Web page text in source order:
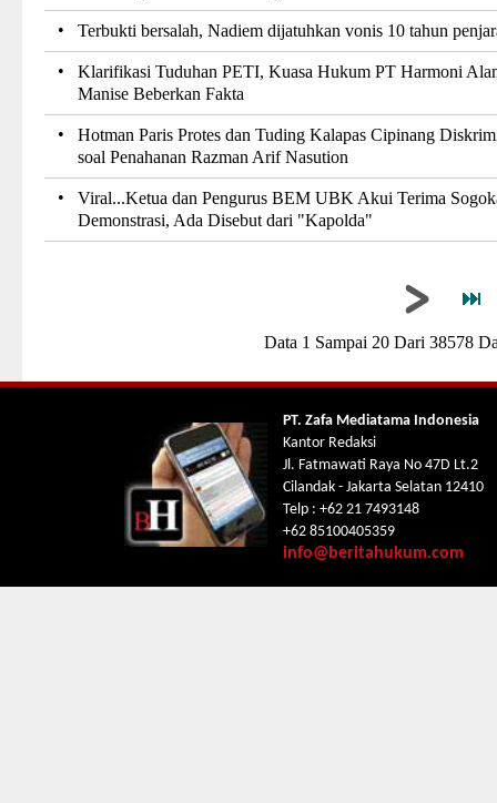
• Terbukti bersalah, Nadiem dijatuhkan vonis 10 tahun
•
Klarifikasi Tuduhan PETI, Kuasa Hukum PT Harmoni
Manise Beberkan Fakta
•
Hotman Paris Protes dan Tuding Kalapas Cipinang
soal Penahanan Razman Arif Nasution
•
Viral...Ketua dan Pengurus BEM UBK Akui Terima
Demonstrasi, Ada Disebut dari "Kapolda"
Data 1 Sampai 20 Dari 38578
PT. Zafa Mediatama Indonesia
Kantor Redaksi
Jl. Fatmawati Raya No 47D Lt.2
Cilandak - Jakarta Selatan 12410
Telp : +62 21 7493148
+62 85100405359
info@beritahukum.com